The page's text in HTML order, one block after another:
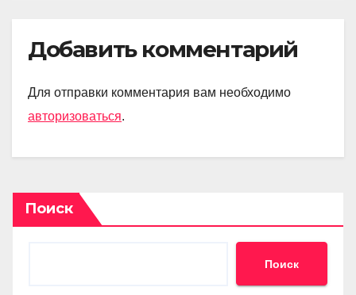
Добавить комментарий
Для отправки комментария вам необходимо
авторизоваться.
Поиск
Поиск